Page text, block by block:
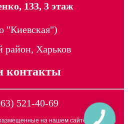
133, 3 этаж
"Киевская")
район, Харьков
контакты
521-40-69
на нашем сайте, является